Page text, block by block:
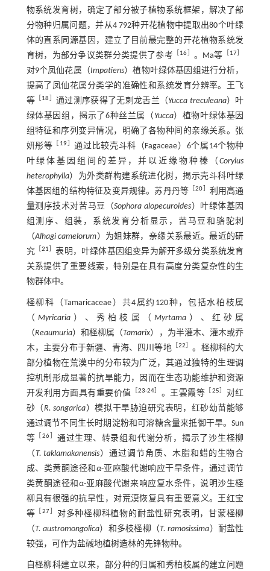
物系统发育树，确定了部分被子植物系统框架，解决了部
分物种归属问题，并从4 792种开花植物中提取出80个叶绿
体的直系同源基因，建立了目前最完整的开花植物系统发
育树，为部分争议类群分类提供了参考［ 16 。Ma等 17
对9个凤仙花属（Impatiens）植物叶绿体基因组进行分析，
提高了凤仙花属分类学的准确性和系统发育分辨率。王飞
等［ 18 通过测序获得了无刺龙舌兰（Yucca treculeana）叶
绿体基因组，揭示了6种丝兰属（ Yucca）植物叶绿体基因
组特征和序列变异情况，明确了各物种间的亲缘关系。张
妍彤等
19 ］通过比较壳斗科（Fagaceae）6个属14个物种
叶绿体基因组间的差异，并以近缘物种榛（Corylus
heterophylla）为外类群构建系统进化树，揭示壳斗科叶绿
体基因组的结构特征及变异规律。苏丹丹等 ［20
利用高通
量测序技术对苦马豆（Sophora alopecuroides）叶绿体基因
组测序、组装，系统发育分析显示，苦马豆和骆驼刺
（Alhagi camelorum）为姐妹群，亲缘关系最近。最近的研
究
21
表明，叶绿体基因组变异为解开多级分类系统发育
关系提供了重要线索，特别是在具有高度分类复杂性的生
物群体中。
柽柳科（Tamaricaceae）共4属约120种，包括水柏枝属
（ Myricaria）、秀柏枝属（ Myrtama）、红砂属
（Reaumuria）和柽柳属（Tamarix），为半灌木、灌木或乔
木，主要分布于新疆、青海、四川等地 ［22
。柽柳科的大
部分植物在荒漠中的分布较为广泛，其通过独特的生理调
控机制形成显著的抗旱能力，因而在生态功能维护和资源
开发利用方面具有重要价值
23-24 。王雲霞等 25
对红
砂（R. songarica）模拟干旱胁迫研究表明，红砂幼苗能够
通过调节不同生长时期淀粉和可溶糖含量来抵御干旱。Sun
等 ［26
通过生理、转录组和代谢分析，揭示了沙生柽柳
（T. taklamakanensis）通过调节角质、木脂和蜡的生物合
成、类黄酮途径和 α-亚麻酸代谢响应干旱条件，通过调节
类黄酮途径和 α-亚麻酸代谢来响应复水条件，说明沙生柽
柳具有很强的抗旱性，对荒漠恢复具有重要意义。王红宝
等 ［27
对多种柽柳科植物的耐盐性研究表明，甘蒙柽柳
（T. austromongolica）和多枝柽柳（T. ramosissima）耐盐性
较强，可作为盐碱地植树造林的先锋物种。
自柽柳科建立以来，部分种的归属和秀柏枝属的建立问题